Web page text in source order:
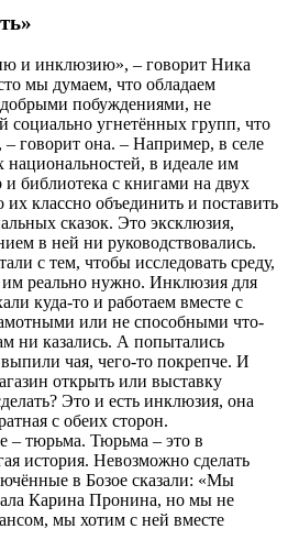
и инклюзию», – говорит Ника
мы думаем, что обладаем
побуждениями, не
социально угнетённых групп, что
говорит она. – Например, в селе
национальностей, в идеале им
библиотека с книгами на двух
классно объединить и поставить
сказок. Это эксклюзия,
в ней ни руководствовались.
с тем, чтобы исследовать среду,
реально нужно. Инклюзия для
куда-то и работаем вместе с
или не способными что-
ни казались. А попытались
чая, чего-то покрепче. И
открыть или выставку
Это и есть инклюзия, она
с обеих сторон.
– тюрьма. Тюрьма – это в
история. Невозможно сделать
в Бозое сказали: «Мы
Карина Пронина, но мы не
мы хотим с ней вместе